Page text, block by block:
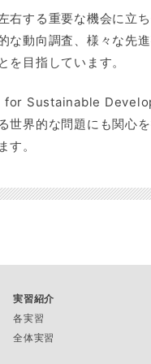
右する重要な機会に立
な動向調査、様々な先
を目指しています。
for Sustainable
世界的な問題にも関心
す。
実習紹介
各実習
全体実習